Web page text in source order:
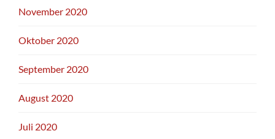
November 2020
Oktober 2020
September 2020
August 2020
Juli 2020